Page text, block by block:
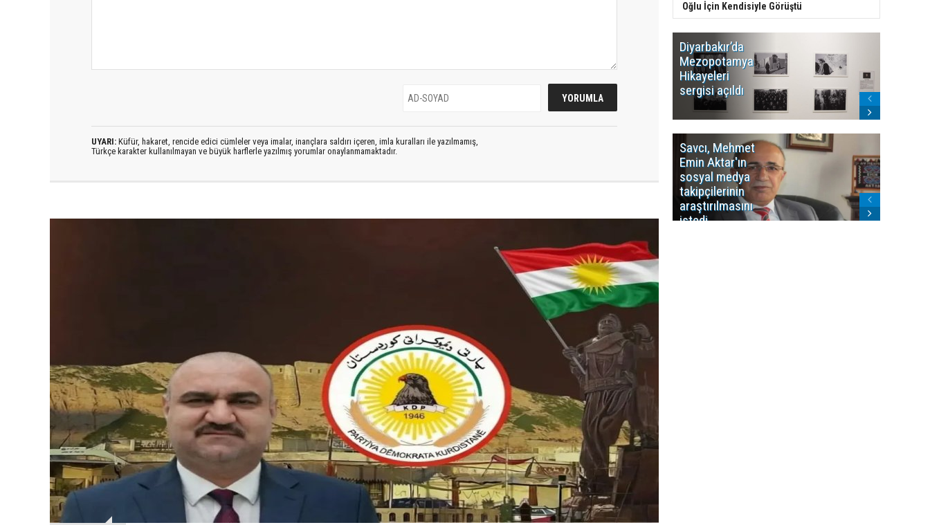
UYARI: Küfür, hakaret, rencide edici cümleler veya imalar, inançlara saldırı içeren, imla kuralları ile yazılmamış,
Türkçe karakter kullanılmayan ve büyük harflerle yazılmış yorumlar onaylanmamaktadır.
Oğlu İçin Kendisiyle Görüştü
Diyarbakır’da
Mezopotamya
Hikayeleri
sergisi açıldı
Savcı, Mehmet
Emin Aktar'ın
sosyal medya
takipçilerinin
araştırılmasını
istedi